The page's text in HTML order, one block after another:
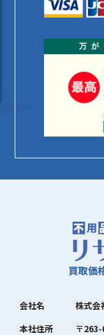
買取価
会社名
株式会
本社住所
〒